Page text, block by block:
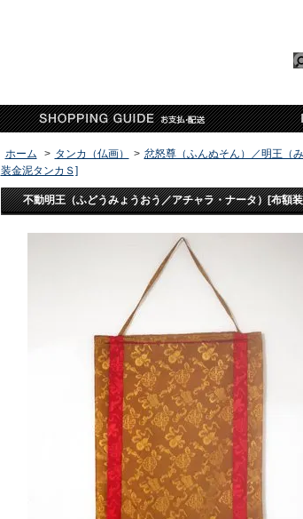
ホーム > タンカ（仏画） > 忿怒尊（ふんぬそん）／明王（み
装金泥タンカＳ]
不動明王（ふどうみょうおう／アチャラ・ナータ）[布額